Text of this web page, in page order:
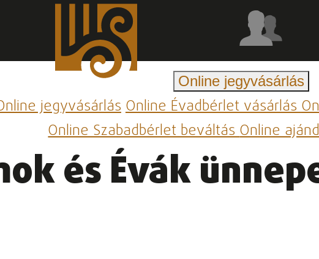
Online jegyvásárlás
jegyvásárlásOnline Évadbérlet vásárlás
Online Szabadbérlet beváltásOnline
és Évák